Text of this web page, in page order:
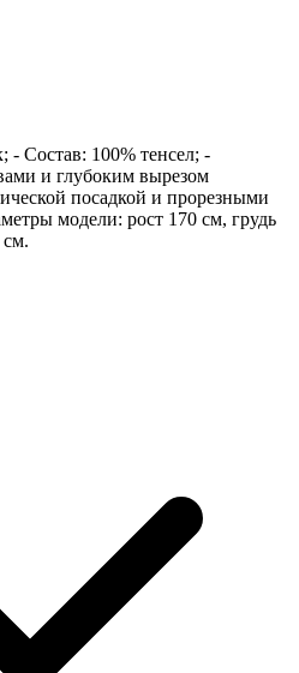
Состав: 100% тенсел; -
и глубоким вырезом
посадкой и прорезными
модели: рост 170 см, грудь
см.